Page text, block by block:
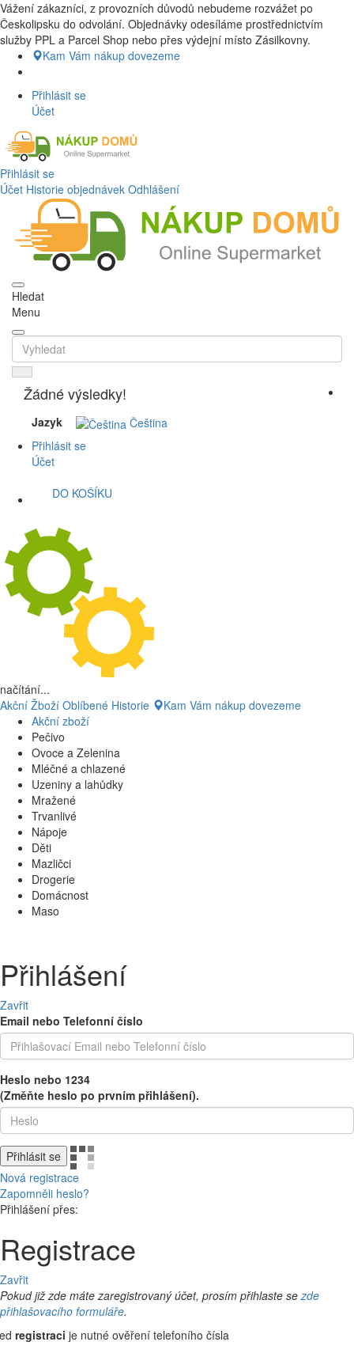
Nákup Potraviny domů, Nákup potraviny online, Čerstvé potraviny
dovezeme až k vašim dveřím. Česká lípa a okolí doprava zdarma.
Nakupdomu.cz
Vážení zákazníci, z provozních důvodů nebudeme rozvážet po
Českolipsku do odvolání. Objednávky odesíláme prostřednictvím
služby PPL a Parcel Shop nebo přes výdejní místo Zásilkovny.
Kam Vám nákup dovezeme
Přihlásit se
Účet
Přihlásit se
Účet Historie objednávek Odhlášení
Hledat
Menu
Žádné výsledky!
Jazyk
Čeština
Přihlásit se
Účet
DO KOŠÍKU
načítání...
Akční Žboží Oblíbené Historie
Kam Vám nákup dovezeme
Akční zboží
Pečivo
Ovoce a Zelenina
Mléčné a chlazené
Uzeniny a lahůdky
Mražené
Trvanlivé
Nápoje
Děti
Mazličci
Drogerie
Domácnost
Maso
Přihlášení
Zavřit
Email nebo Telefonní číslo
Heslo nebo 1234
(Změňte heslo po prvním přihlášení).
Přihlásit se
Nová registrace
Zapomněli heslo?
Přihlášení přes:
Registrace
Zavřit
Pokud již zde máte zaregistrovaný účet, prosím přihlaste se zde
přihlašovacího formuláře.
registraci je nutné ověření telefoního čísla